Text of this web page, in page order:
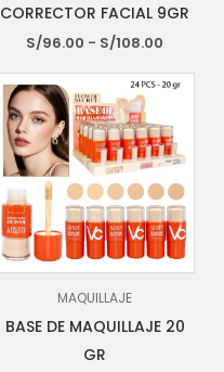
CORRECTOR FACIAL 9GR
S/96.00 - S/108.00
MAQUILLAJE
BASE DE MAQUILLAJE 20
GR